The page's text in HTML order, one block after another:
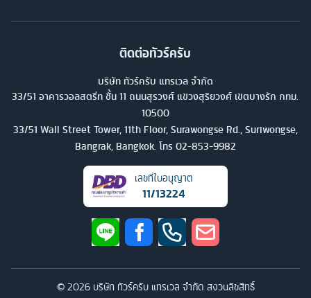
ติดต่อทัวร์ครับ
บริษัท ทัวร์ครับ แทรเวล จำกัด
33/51 อาคารวอลสตรีท ชั้น 11 ถนนสุรวงศ์ แขวงสุริยวงศ์ เขตบางรัก กทม.
10500
33/51 Wall Street Tower, 11th Floor, Surawongse Rd., Suriwongse,
Bangrak, Bangkok. โทร 02-853-9982
เลขที่ใบอนุญาต
11/13224
©2026บริษัท ทัวร์ครับ แทรเวล จำกัด สงวนลิขสิทธิ์